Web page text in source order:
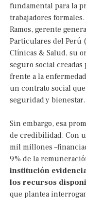
fundamental para la
trabajadores
Ramos, gerente
Particulares del Perú
Clínicas & Salud, su
seguro social
frente a la
un contrato social
seguridad y bienestar.
Sin embargo, esa
de credibilidad. Con
mil millones
9% de la
institución
los recursos
que plantea